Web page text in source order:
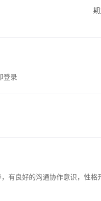
期
登录
有良好的沟通协作意识，性